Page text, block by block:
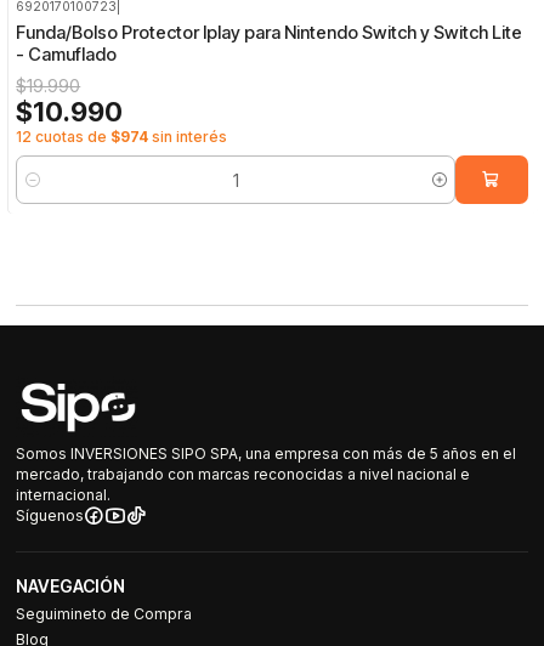
6920170100723
Funda/Bolso Protector Iplay para Nintendo Switch y Switch Lite
- Camuflado
$19.990
$10.990
12 cuotas de $974 sin interés
Cantidad
Somos INVERSIONES SIPO SPA, una empresa con más de 5 años en el
mercado, trabajando con marcas reconocidas a nivel nacional e
internacional.
Síguenos
NAVEGACIÓN
Seguimineto de Compra
Blog